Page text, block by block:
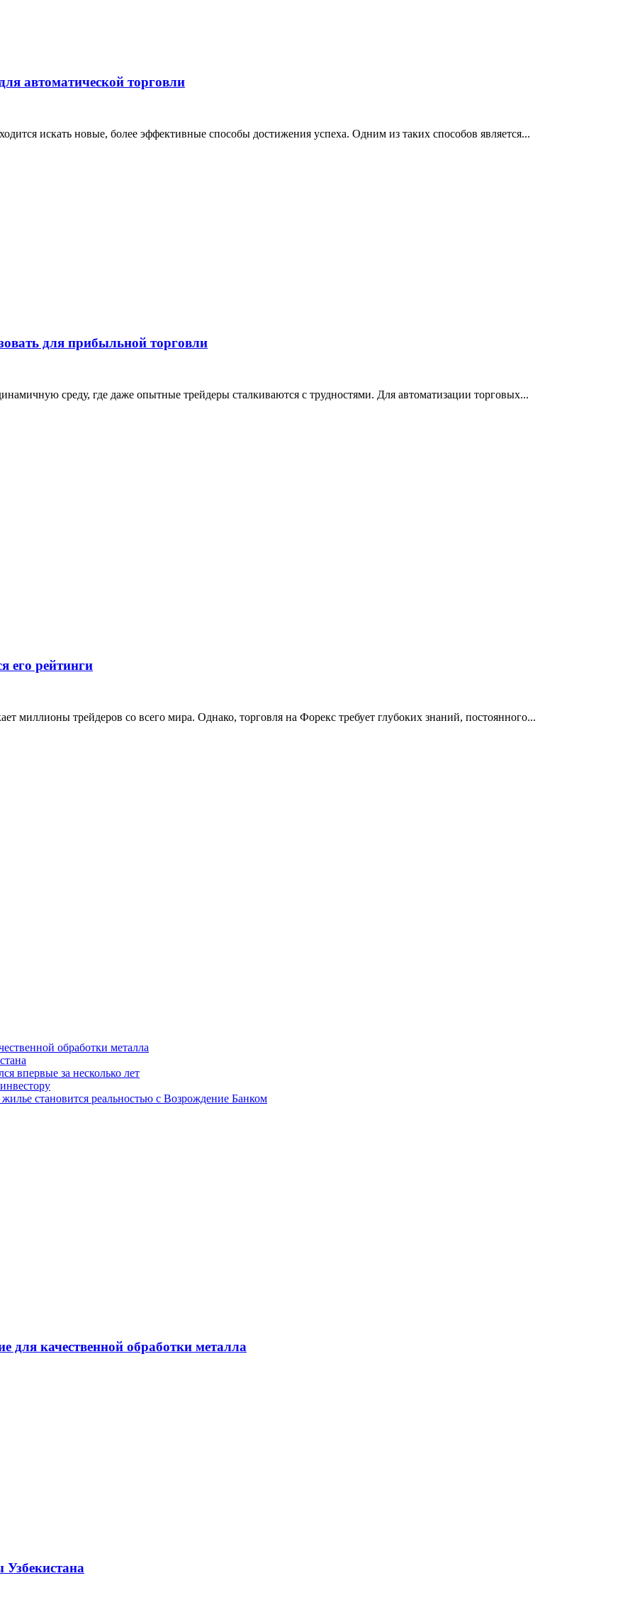
автоматической торговли
искать новые, более эффективные способы достижения успеха. Одним из таких способов является...
для прибыльной торговли
среду, где даже опытные трейдеры сталкиваются с трудностями. Для автоматизации торговых...
его рейтинги
трейдеров со всего мира. Однако, торговля на Форекс требует глубоких знаний, постоянного...
обработки металла
впервые за несколько лет
становится реальностью с Возрождение Банком
для качественной обработки металла